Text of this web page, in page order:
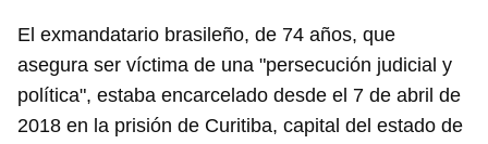
El exmandatario brasileño, de 74 años, que
asegura ser víctima de una "persecución judicial y
política", estaba encarcelado desde el 7 de abril de
2018 en la prisión de Curitiba, capital del estado de